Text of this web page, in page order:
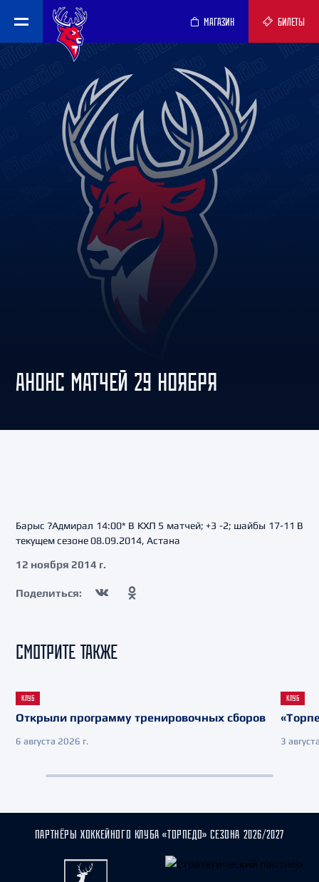
МАГАЗИН БИЛЕТЫ
АНОНС МАТЧЕЙ 29 НОЯБРЯ
Барыс ?Адмирал 14:00* В КХЛ 5 матчей; +3 -2; шайбы 17-11 В
текущем сезоне 08.09.2014, Астана
12 ноября 2014 г.
Поделиться:
СМОТРИТЕ ТАКЖЕ
КЛУБ
Открыли программу тренировочных сборов
6 августа 2026 г.
КЛУБ
3
ПАРТНЁРЫ ХОККЕЙНОГО КЛУБА «ТОРПЕДО» СЕЗОНА 2026/2027